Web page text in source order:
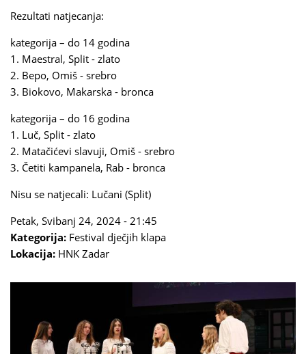
Rezultati natjecanja:
kategorija – do 14 godina
1. Maestral, Split - zlato
2. Bepo, Omiš - srebro
3. Biokovo, Makarska - bronca
kategorija – do 16 godina
1. Luč, Split - zlato
2. Matačićevi slavuji, Omiš - srebro
3. Četiti kampanela, Rab - bronca
Nisu se natjecali: Lučani (Split)
Petak, Svibanj 24, 2024 - 21:45
Kategorija: Festival dječjih klapa
Lokacija: HNK Zadar